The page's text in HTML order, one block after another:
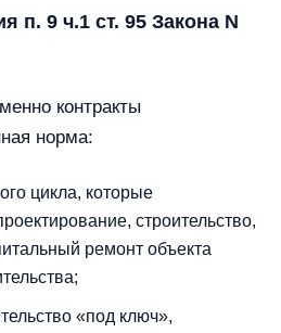
п. 9 ч.1 ст. 95 Закона N
контракты
норма:
цикла, которые
строительство,
ремонт объекта
«под ключ»,